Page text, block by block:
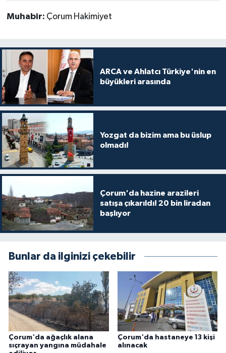
Muhabir: Çorum Hakimiyet
ARCA ve Ahlatcı Türkiye'nin en
büyükleri arasında
Yozgat da bizim ama bu üslup
olmadı!
Çorum'da hazine arazileri
satışa çıkarıldı! 20 bin liradan
başlıyor
Bunlar da ilginizi çekebilir
Çorum'da ağaçlık alana
sıçrayan yangına müdahale
Çorum'da hastaneye 13 kişi
alınacak